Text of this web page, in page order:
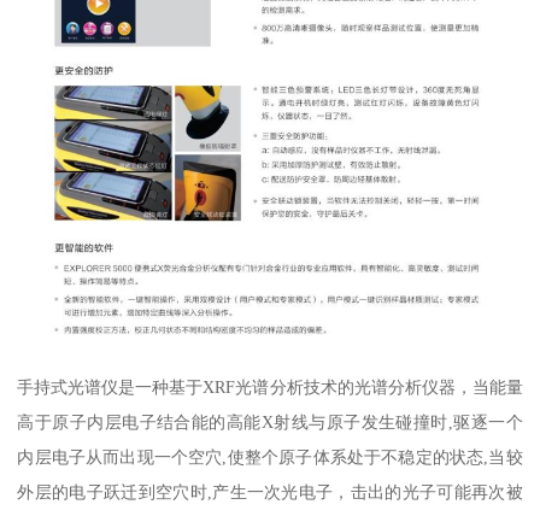
手持式光谱仪是一种基于XRF光谱分析技术的光谱分析仪器，当能量
高于原子内层电子结合能的高能X射线与原子发生碰撞时,驱逐一个
内层电子从而出现一个空穴,使整个原子体系处于不稳定的状态,当较
外层的电子跃迁到空穴时,产生一次光电子，击出的光子可能再次被